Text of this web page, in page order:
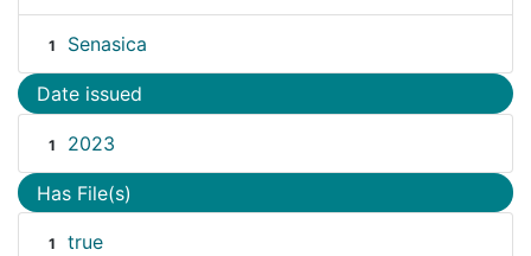
1 Senasica
Date issued
1 2023
Has File(s)
1 true